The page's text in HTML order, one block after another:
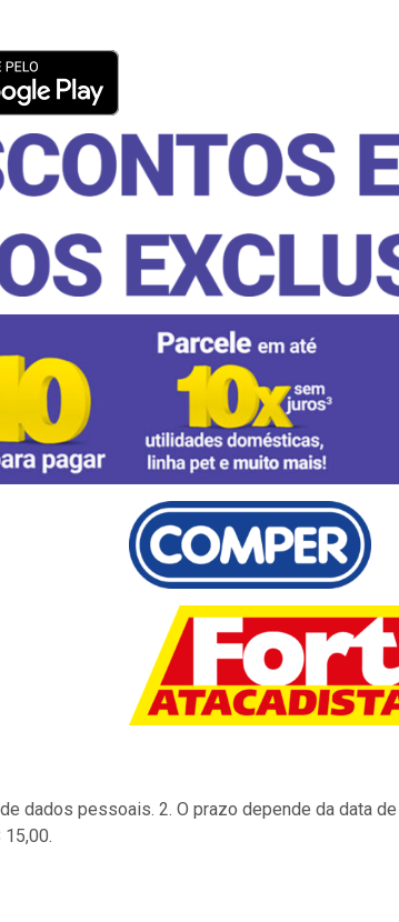
dados pessoais. 2. O prazo depende da data